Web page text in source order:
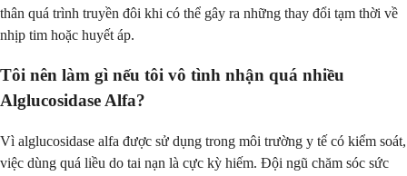
thân quá trình truyền đôi khi có thể gây ra những thay đổi tạm thời về
nhịp tim hoặc huyết áp.
Tôi nên làm gì nếu tôi vô tình nhận quá nhiều
Alglucosidase Alfa?
Vì alglucosidase alfa được sử dụng trong môi trường y tế có kiểm soát,
việc dùng quá liều do tai nạn là cực kỳ hiếm. Đội ngũ chăm sóc sức